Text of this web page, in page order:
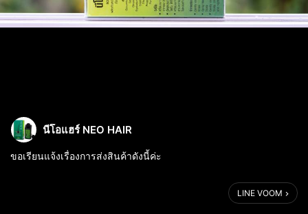
นีโอแฮร์ NEO HAIR
ขอเรียนแจ้งเรื่องการส่งสินค้าดังนี้ค่ะ
เนื่องจากปัญหาสถานการณ์โควิดในกรุงเทพ ทางเราจึงให้ศูนย์ต่าง
จังหวัดส่งสินค้าให้ลูกค้านะคะ (เดิมทีส่งจากลาดพร้าว กรุงเทพ)
LINE VOOM